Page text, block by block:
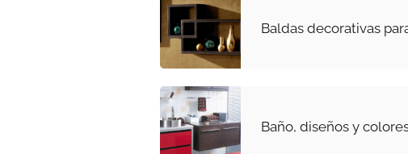
Baldas decorativas
Baño, diseños y